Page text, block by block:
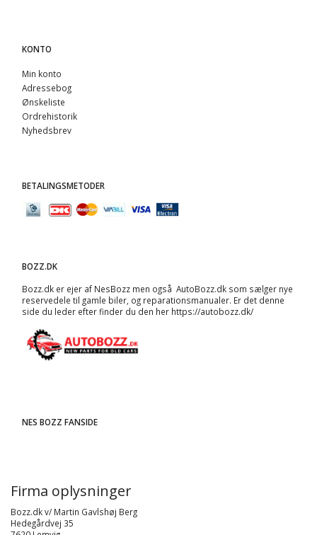
KONTO
Min konto
Adressebog
Ønskeliste
Ordrehistorik
Nyhedsbrev
BETALINGSMETODER
BOZZ.DK
Bozz.dk er ejer af NesBozz men også AutoBozz.dk som sælger nye
reservedele til gamle biler, og reparationsmanualer. Er det denne
side du leder efter finder du den her https://autobozz.dk/
NES BOZZ FANSIDE
Firma oplysninger
Bozz.dk v/ Martin Gavlshøj Berg
Hedegårdvej 35